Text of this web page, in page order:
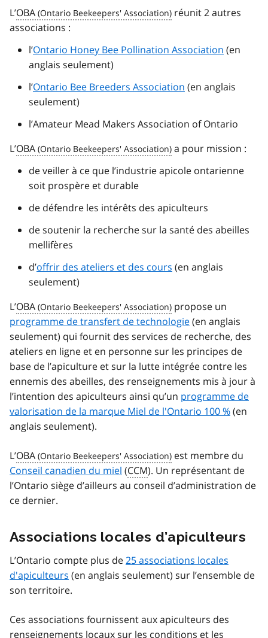
L’OBA
réunit 2 autres
associations :
l’Ontario Honey Bee Pollination Association (en
anglais seulement)
l’Ontario Bee Breeders Association (en anglais
seulement)
l’Amateur Mead Makers Association of Ontario
L’OBA
a pour mission :
de veiller à ce que l’industrie apicole ontarienne
soit prospère et durable
de défendre les intérêts des apiculteurs
de soutenir la recherche sur la santé des abeilles
mellifères
d’offrir des ateliers et des cours (en anglais
seulement)
L’OBA
propose un
programme de transfert de technologie(en anglais
seulement) qui fournit des services de recherche, des
ateliers en ligne et en personne sur les principes de
base de l’apiculture et sur la lutte intégrée contre les
ennemis des abeilles, des renseignements mis à jour à
l’intention des apiculteurs ainsi qu’un programme de
valorisation de la marque Miel de l'Ontario 100 %(en
anglais seulement).
L’OBA
est membre du
Conseil canadien du miel (CCM). Un représentant de
l’Ontario siège d’ailleurs au conseil d’administration de
ce dernier.
Associations locales d’apiculteurs
L’Ontario compte plus de25 associations locales
d'apiculteurs (en anglais seulement) sur l’ensemble de
son territoire.
Ces associations fournissent aux apiculteurs des
renseignements locaux sur les conditions et les